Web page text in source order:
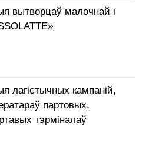
вытворцаў малочнай і
лагістычных кампаній,
партовых,
тэрміналаў